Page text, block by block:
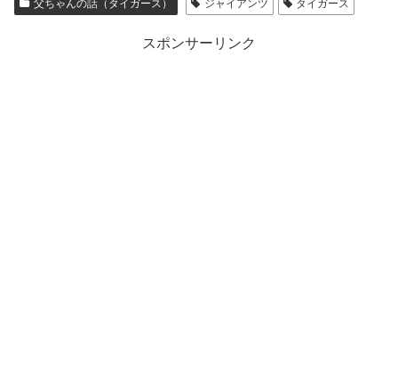
父ちゃんの話（タイガース） ジャイアンツ タイガース
スポンサーリンク